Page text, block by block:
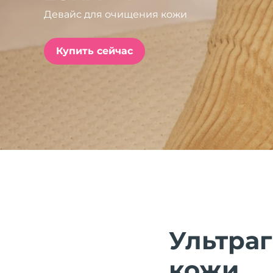
Девайс для очищения кожи
Купить сейчас
issa™ Teeth Whitening Set
FAQ™ Dual LED Panel
ПОДАРКИ И НАБОРЫ